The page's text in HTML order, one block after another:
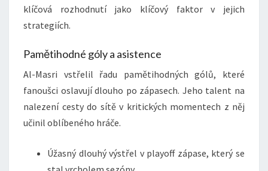
klíčová rozhodnutí jako klíčový faktor v jejich
strategiích.
Pamětihodné góly a asistence
Al-Masri vstřelil řadu pamětihodných gólů, které
fanoušci oslavují dlouho po zápasech. Jeho talent na
nalezení cesty do sítě v kritických momentech z něj
učinil oblíbeného hráče.
Úžasný dlouhý výstřel v playoff zápase, který se